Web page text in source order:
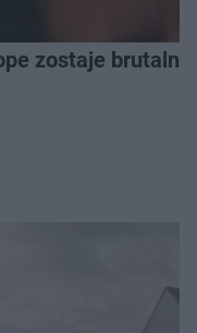
zostaje